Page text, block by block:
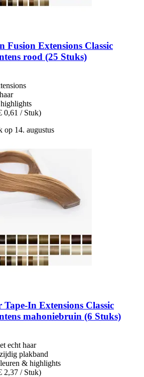
Fusion Extensions Classic
rood (25 Stuks)
0,61 / Stuk)
op 14. augustus
Tape-​In Extensions Classic
mahoniebruin (6 Stuks)
echt haar
plakband
& highlights
2,37 / Stuk)